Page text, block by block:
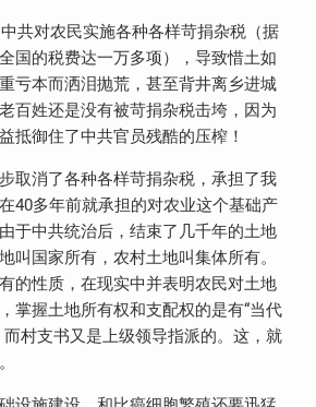
共对农民实施各种各样苛捐杂税（据
国的税费达一万多项），导致惜土如
亏本而洒泪抛荒，甚至背井离乡进城
百姓还是没有被苛捐杂税击垮，因为
抵御住了中共官员残酷的压榨！
取消了各种各样苛捐杂税，承担了我
40多年前就承担的对农业这个基础产
于中共统治后，结束了几千年的土地
叫国家所有，农村土地叫集体所有。
的性质，在现实中并表明农民对土地
掌握土地所有权和支配权的是有“当代
村支书又是上级领导指派的。这，就